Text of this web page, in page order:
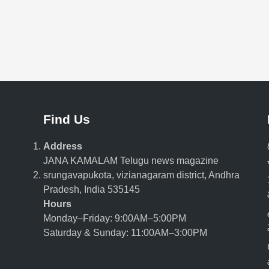
Find Us
Address
JANA KAMALAM Telugu news magazine
srungavapukota, vizianagaram district, Andhra
Pradesh, India 535145
Hours
Monday–Friday: 9:00AM–5:00PM
Saturday & Sunday: 11:00AM–3:00PM